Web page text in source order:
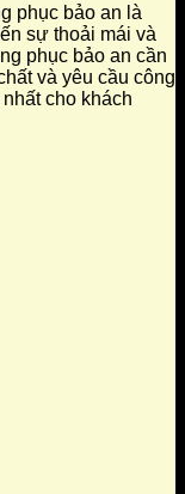
phục bảo an là
sự thoải mái và
phục bảo an cần
và yêu cầu công
cho khách